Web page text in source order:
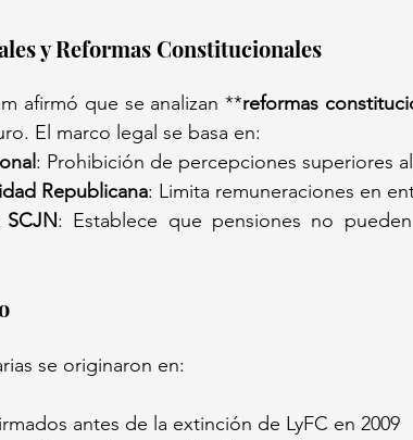
y Reformas Constitucionales
afirmó que se analizan **reformas
El marco legal se basa en:
: Prohibición de percepciones superiores
Republicana: Limita remuneraciones en
: Establece que pensiones no
se originaron en:
antes de la extinción de LyFC en 2009